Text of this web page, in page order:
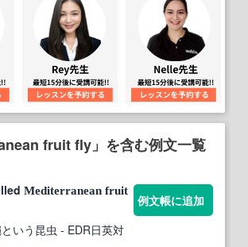
fruit fly」を含む例文一覧
Mediterranean fruit
いう昆虫 - EDR日英対
例文帳に追加